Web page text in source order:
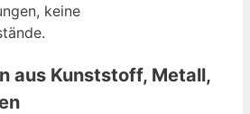
keine
aus Kunststoff, Metall,